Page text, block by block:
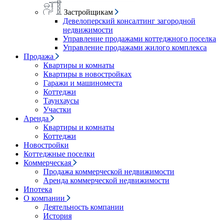
Застройщикам
Девелоперский консалтинг загородной
недвижимости
Управление продажами коттеджного поселка
Управление продажами жилого комплекса
Продажа
Квартиры и комнаты
Квартиры в новостройках
Гаражи и машиноместа
Коттеджи
Таунхаусы
Участки
Аренда
Квартиры и комнаты
Коттеджи
Новостройки
Коттеджные поселки
Коммерческая
Продажа коммерческой недвижимости
Аренда коммерческой недвижимости
Ипотека
О компании
Деятельность компании
История